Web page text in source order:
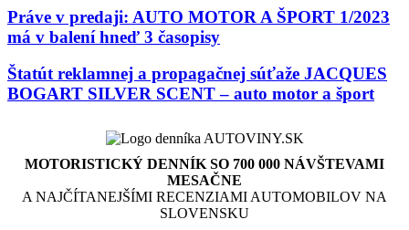
Práve v predaji: AUTO MOTOR A ŠPORT 1/2023
má v balení hneď 3 časopisy
Štatút reklamnej a propagačnej súťaže JACQUES
BOGART SILVER SCENT – auto motor a šport
MOTORISTICKÝ DENNÍK SO 700 000 NÁVŠTEVAMI
MESAČNE
A NAJČÍTANEJŠÍMI RECENZIAMI AUTOMOBILOV NA
SLOVENSKU